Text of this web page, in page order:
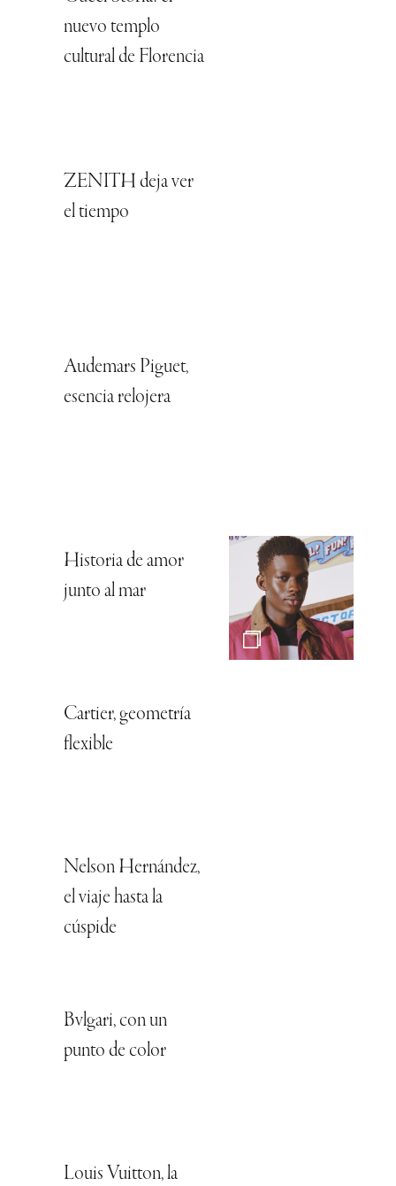
nuevo templo
cultural de Florencia
ZENITH deja ver
el tiempo
Audemars Piguet,
esencia relojera
Historia de amor
junto al mar
Cartier, geometría
flexible
Nelson Hernández,
el viaje hasta la
cúspide
Bvlgari, con un
punto de color
Louis Vuitton, la